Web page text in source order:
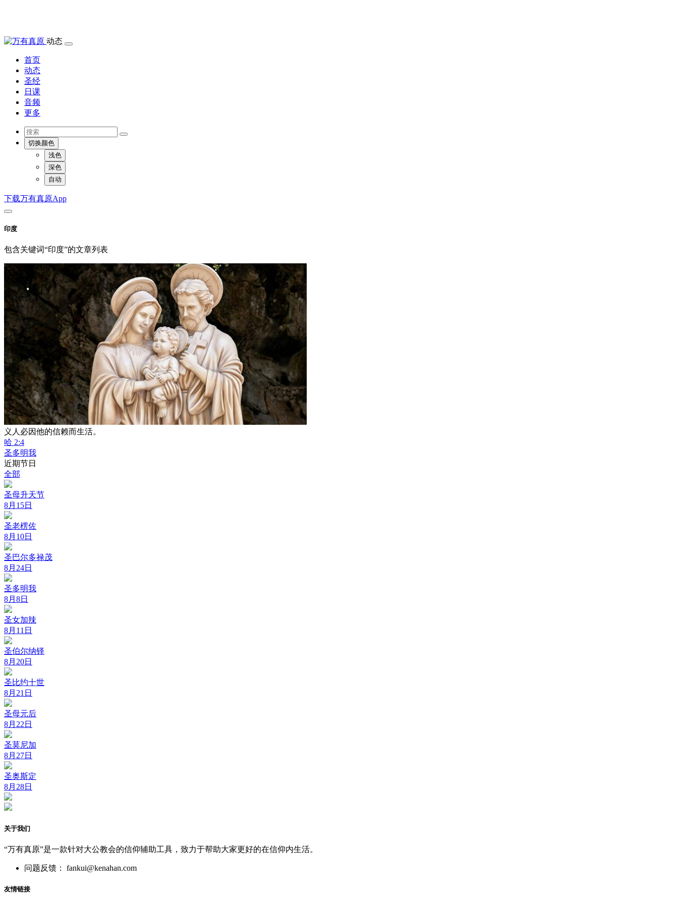
动态
首页
动态
圣经
日课
音频
更多
切换颜色
浅色
深色
自动
下载万有真原App
印度
包含关键词“印度”的文章列表
义人必因他的信赖而生活。
哈 2:4
圣多明我
近期节日
全部
圣母升天节
8月15日
圣老楞佐
8月10日
圣巴尔多禄茂
8月24日
圣多明我
8月8日
圣女加辣
8月11日
圣伯尔纳铎
8月20日
圣比约十世
8月21日
圣母元后
8月22日
圣莫尼加
8月27日
圣奥斯定
8月28日
关于我们
“万有真原”是一款针对大公教会的信仰辅助工具，致力于帮助大家更好的在信仰内生活。
问题反馈： fankui@kenahan.com
友情链接